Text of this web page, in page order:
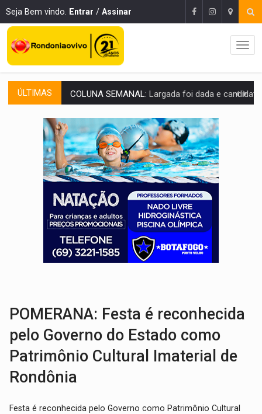
Seja Bem vindo. Entrar / Assinar
ÚLTIMAS COLUNA SEMANAL: Largada foi dada e candidatos ao Governo de RO
SOB SUSPEITA:Entrega de 286 máquinas em Rondônia coincide com
ARTIGO:Reter até 50% no distrato imobiliário é legal, mas não pode
DO HOSPITAL AO CAMPO:Veja as mais de 200 ações de Marcos
Grupo Nova Era amplia presença em PVH e transforma Aramix
ROTA GLOBAL: PCC amplia presença internacional e transforma Brasil em
CONEXÃO RONDONIAOVIVO:Museólogo Antônio Ocampo conduz a história de
EXTENSÃO DE DANOS: Ferroviários pedem ao Iphan recuperação de área
POMERANA: Festa é reconhecida
pelo Governo do Estado como
Patrimônio Cultural Imaterial de
Rondônia
Festa é reconhecida pelo Governo como Patrimônio Cultural